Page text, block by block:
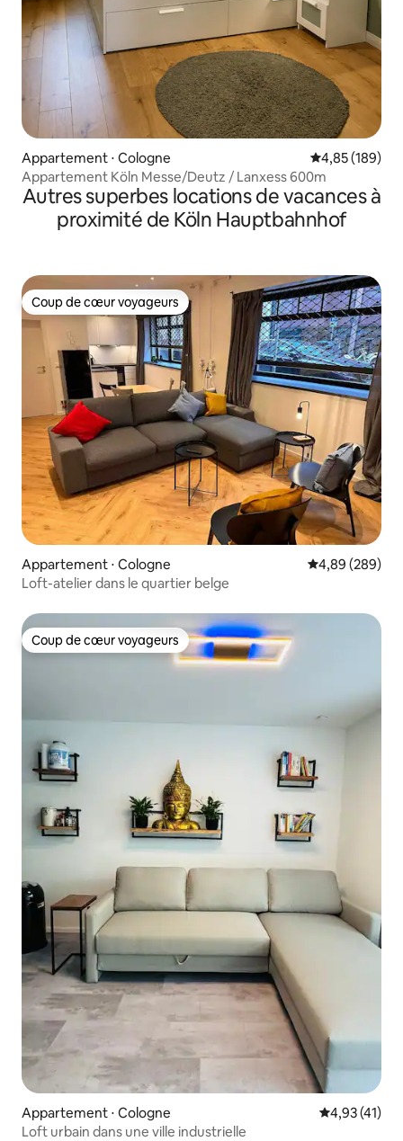
Appartement ⋅ Cologne Évaluation
4,85 (189)
Appartement Köln Messe/Deutz / Lanxess 600m
Autres superbes locations de vacances à
proximité de Köln Hauptbahnhof
Coup de cœur voyageurs
Coup de cœur voyageurs
Appartement ⋅ Cologne Évaluation
4,89 (289)
Loft-atelier dans le quartier belge
Coup de cœur voyageurs
Coup de cœur voyageurs
Appartement ⋅ Cologne Évaluation
4,93 (41)
Loft urbain dans une ville industrielle